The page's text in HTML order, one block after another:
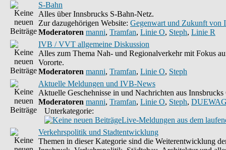
S-Bahn
Alles über Innsbrucks S-Bahn-Netz.
Zur dazugehörigen Website: Gegenwart und Zukunft von
Moderatoren manni, Tramfan, Linie O, Steph, Linie R
IVB / VVT allgemeine Diskussion
Alles zum Thema Nah- und Regionalverkehr mit Fokus
Vororte.
Moderatoren manni, Tramfan, Linie O, Steph
Aktuelle Meldungen und IVB-News
Aktuelle Geschehnisse in und Nachrichten aus
Moderatoren manni, Tramfan, Linie O, Steph,
Unterkategorie:
Live-Meldungen aus dem
Verkehrspolitik und Stadtentwicklung
Themen in dieser Kategorie sind die Weiterentwicklung